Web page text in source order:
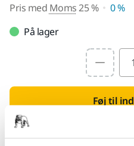
Pris med Moms25 %
0 %
På lager
Select
Føj til